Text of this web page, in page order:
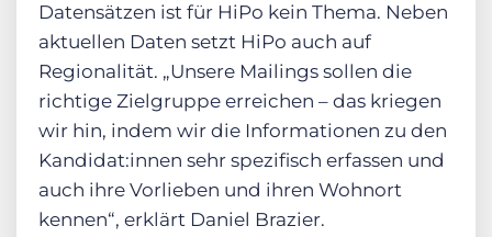
Datensätzen ist für HiPo kein Thema. Neben
aktuellen Daten setzt HiPo auch auf
Regionalität. „Unsere Mailings sollen die
richtige Zielgruppe erreichen – das kriegen
wir hin, indem wir die Informationen zu den
Kandidat:innen sehr spezifisch erfassen und
auch ihre Vorlieben und ihren Wohnort
kennen“, erklärt Daniel Brazier.